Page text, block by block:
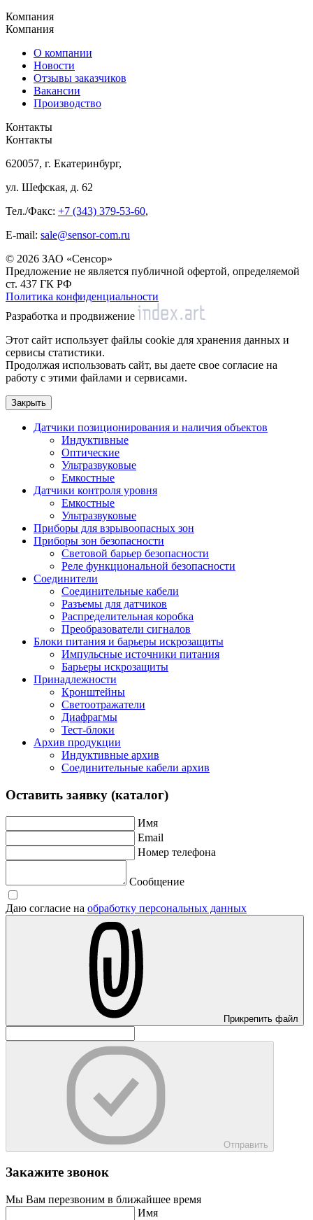
Компания
Компания
О компании
Новости
Отзывы заказчиков
Вакансии
Производство
Контакты
Контакты
620057, г. Екатеринбург,
ул. Шефская, д. 62
Тел./Факс: +7 (343) 379-53-60,
E-mail: sale@sensor-com.ru
© 2026 ЗАО «Сенсор»
Предложение не является публичной офертой, определяемой
ст. 437 ГК РФ
Политика конфиденциальности
Разработка и продвижение
Этот сайт использует файлы cookie для хранения данных и
сервисы статистики.
Продолжая использовать сайт, вы даете свое согласие на
работу с этими файлами и сервисами.
Закрыть
Датчики позиционирования и наличия объектов
Индуктивные
Оптические
Ультразвуковые
Емкостные
Датчики контроля уровня
Емкостные
Ультразвуковые
Приборы для взрывоопасных зон
Приборы зон безопасности
Световой барьер безопасности
Реле функциональной безопасности
Соединители
Соединительные кабели
Разъемы для датчиков
Распределительная коробка
Преобразователи сигналов
Блоки питания и барьеры искрозащиты
Импульсные источники питания
Барьеры искрозащиты
Принадлежности
Кронштейны
Светоотражатели
Диафрагмы
Тест-блоки
Архив продукции
Индуктивные архив
Соединительные кабели архив
Оставить заявку (каталог)
Имя
Email
Номер телефона
Сообщение
Даю согласие на обработку персональных данных
Прикрепить файл
Отправить
Закажите звонок
Мы Вам перезвоним в ближайшее время
Имя